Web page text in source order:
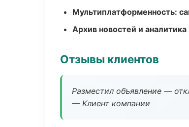
Мультиплатформенность:
Архив новостей и аналитика
Отзывы клиентов
Разместил объявление —
— Клиент компании